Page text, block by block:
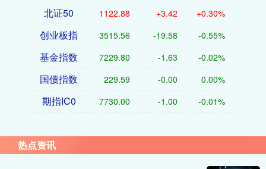
北证50 1122.88 +3.42 +0.30%
创业板指 3515.56 -19.58 -0.55%
基金指数 7229.80 -1.63 -0.02%
国债指数 229.59 -0.00 0.00%
期指IC0 7730.00 -1.00 -0.01%
热点资讯